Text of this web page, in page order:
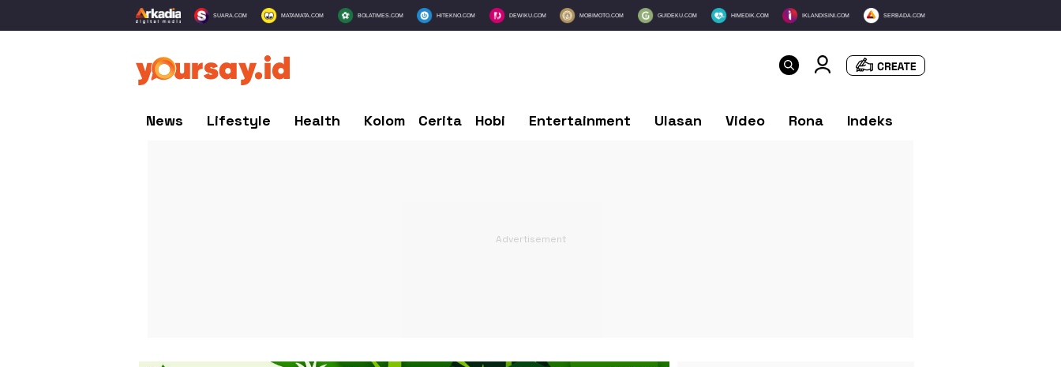
SUARA.COM MATAMATA.COM BOLATIMES.COM HITEKNO.COM DEWIKU.COM MOBIMOTO.COM GUIDEKU.COM HIMEDIK.COM IKLANDISINI.COM SERBADA.COM
News Lifestyle Health Kolom Cerita Hobi Entertainment Ulasan Video Rona Indeks